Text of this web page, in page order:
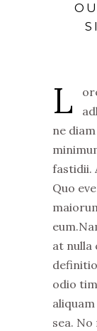
L
ne
fastidii.
Quo
at nulla
odio
sea.